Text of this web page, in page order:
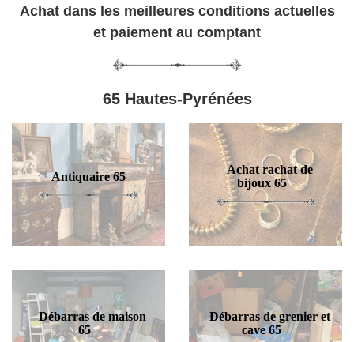
Achat dans les meilleures conditions actuelles
et paiement au comptant
65 Hautes-Pyrénées
Antiquaire 65
Achat rachat de
bijoux 65
Débarras de maison
65
Débarras de grenier et
cave 65